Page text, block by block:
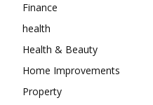
Finance
health
Health & Beauty
Home Improvements
Property